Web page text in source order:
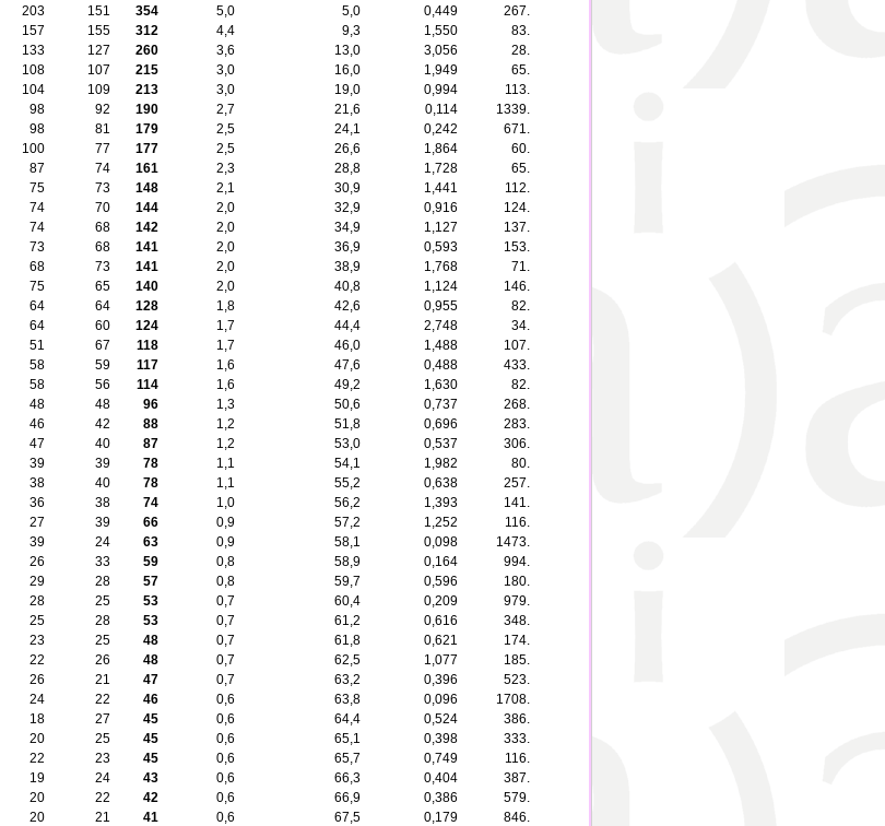
203 151 354 5,0 5,0 0,449
267.
157 155 312 4,4 9,3 1,550
83.
133 127 260 3,6 13,0 3,056
28.
108 107 215 3,0 16,0 1,949
65.
104 109 213 3,0 19,0 0,994
113.
98 92 190 2,7 21,6 0,114
1339.
98 81 179 2,5 24,1 0,242
671.
100 77 177 2,5 26,6 1,864
60.
87 74 161 2,3 28,8 1,728
65.
75 73 148 2,1 30,9 1,441
112.
74 70 144 2,0 32,9 0,916
124.
74 68 142 2,0 34,9 1,127
137.
73 68 141 2,0 36,9 0,593
153.
68 73 141 2,0 38,9 1,768
71.
75 65 140 2,0 40,8 1,124
146.
64 64 128 1,8 42,6 0,955
82.
64 60 124 1,7 44,4 2,748
34.
51 67 118 1,7 46,0 1,488
107.
58 59 117 1,6 47,6 0,488
433.
58 56 114 1,6 49,2 1,630
82.
48 48 96 1,3 50,6 0,737
268.
46 42 88 1,2 51,8 0,696
283.
47 40 87 1,2 53,0 0,537
306.
39 39 78 1,1 54,1 1,982
80.
38 40 78 1,1 55,2 0,638
257.
36 38 74 1,0 56,2 1,393
141.
27 39 66 0,9 57,2 1,252
116.
39 24 63 0,9 58,1 0,098
1473.
26 33 59 0,8 58,9 0,164
994.
29 28 57 0,8 59,7 0,596
180.
28 25 53 0,7 60,4 0,209
979.
25 28 53 0,7 61,2 0,616
348.
23 25 48 0,7 61,8 0,621
174.
22 26 48 0,7 62,5 1,077
185.
26 21 47 0,7 63,2 0,396
523.
24 22 46 0,6 63,8 0,096
1708.
18 27 45 0,6 64,4 0,524
386.
20 25 45 0,6 65,1 0,398
333.
22 23 45 0,6 65,7 0,749
116.
19 24 43 0,6 66,3 0,404
387.
20 22 42 0,6 66,9 0,386
579.
20 21 41 0,6 67,5 0,179
846.